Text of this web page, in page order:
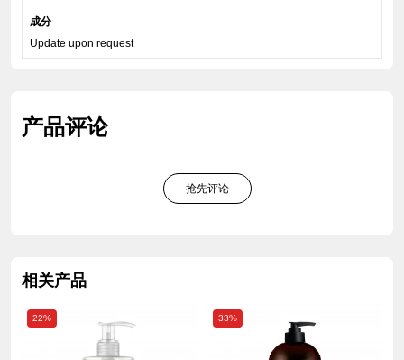
成分
Update upon request
产品评论
抢先评论
相关产品
22% 33%